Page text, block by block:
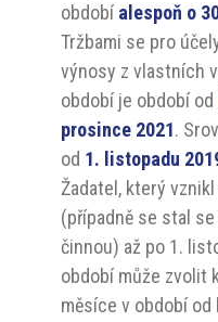
obdobíalespoň o
Tržbami se pro
výnosy z vlastních
období je období od
prosince 2021.
od 1. listopadu
Žadatel, který
(případně se stal
činnou) až po 1.
období může zvolit
měsíce v období